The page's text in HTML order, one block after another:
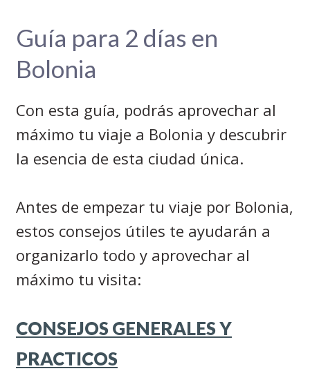
Guía para 2 días en
Bolonia
Con esta guía, podrás aprovechar al
máximo tu viaje a Bolonia y descubrir
la esencia de esta ciudad única.
Antes de empezar tu viaje por Bolonia,
estos consejos útiles te ayudarán a
organizarlo todo y aprovechar al
máximo tu visita:
CONSEJOS GENERALES Y
PRACTICOS